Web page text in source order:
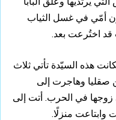
أمّي في غسل الثياب
قد اختُرعت بعد.
هذه السيّدة تأتي ثلاث
صقليا وهاجرت إلى
زوجها في الحرب. أتت إلى
وابتاعت منزلًا.